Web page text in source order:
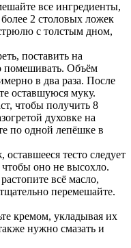
все ингредиенты,
2 столовых ложек
с толстым дном,
поставить на
помешивать. Объём
в два раза. После
оставшуюся муку.
чтобы получить 8
духовке на
по одной лепёшке в
тесто следует
оно не высохло.
всё масло,
перемешайте.
кремом, укладывая их
нужно смазать и